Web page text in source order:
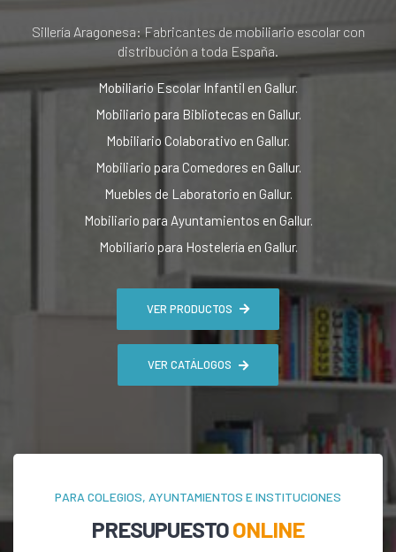
Sillería Aragonesa: Fabricantes de mobiliario escolar con
distribución a toda España.
Mobiliario Escolar Infantil en Gallur.
Mobiliario para Bibliotecas en Gallur.
Mobiliario Colaborativo en Gallur.
Mobiliario para Comedores en Gallur.
Muebles de Laboratorio en Gallur.
Mobiliario para Ayuntamientos en Gallur.
Mobiliario para Hostelería en Gallur.
VER PRODUCTOS
VER CATÁLOGOS
PARA COLEGIOS, AYUNTAMIENTOS E INSTITUCIONES
PRESUPUESTOONLINE